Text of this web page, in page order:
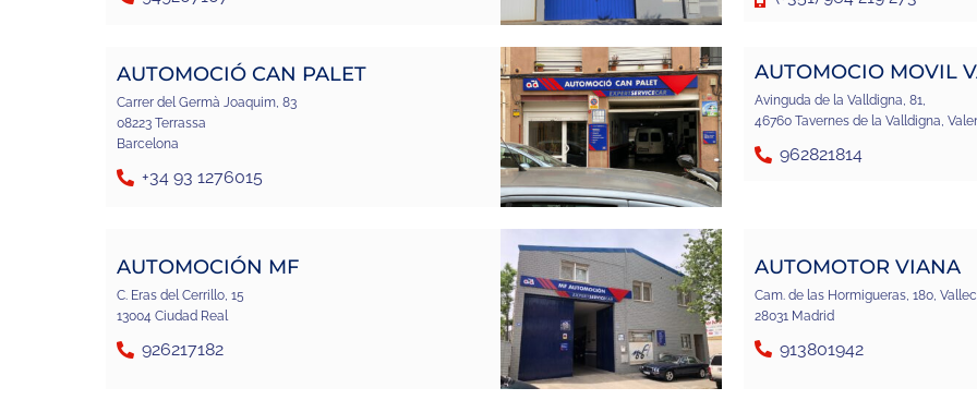
AUTOMOCIÓ CAN PALET
Carrer del Germà Joaquim, 83
08223 Terrassa
Barcelona
+34 93 1276015
AUTOMOCIO MOVIL
Avinguda de la Valldigna, 81,
46760 Tavernes de la Valldigna,
962821814
AUTOMOCIÓN MF
C. Eras del Cerrillo, 15
13004 Ciudad Real
926217182
AUTOMOTOR VIANA
Cam. de las Hormigueras, 180,
28031 Madrid
913801942